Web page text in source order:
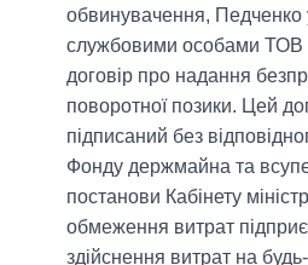
обвинувачення, Педченко
службовими особами ТОВ
договір про надання
поворотної позики. Цей
підписаний без
Фонду держмайна та
постанови Кабінету
обмеження витрат
здійснення витрат на